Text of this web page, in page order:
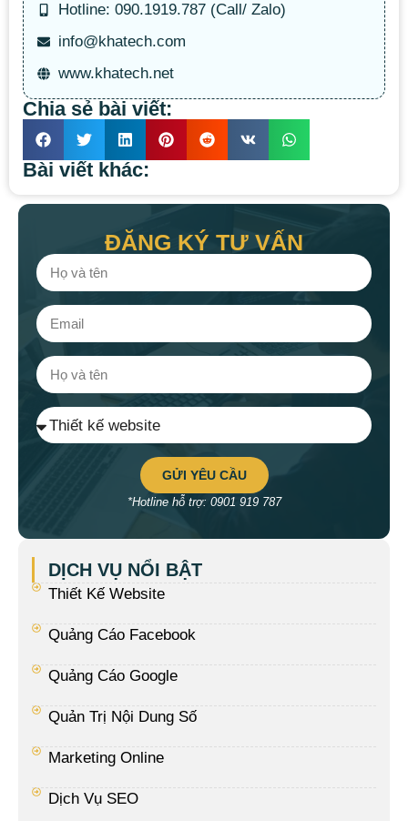
Hotline: 090.1919.787 (Call/ Zalo)
info@khatech.com
www.khatech.net
Chia sẻ bài viết:
Bài viết khác:
ĐĂNG KÝ TƯ VẤN
GỬI YÊU CẦU
*Hotline hỗ trợ: 0901 919 787
DỊCH VỤ NỔI BẬT
Thiết Kế Website
Quảng Cáo Facebook
Quảng Cáo Google
Quản Trị Nội Dung Số
Marketing Online
Dịch Vụ SEO